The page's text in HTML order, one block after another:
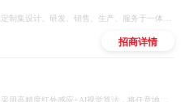
招商详情